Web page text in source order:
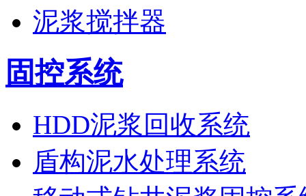
泥浆搅拌器
固控系统
HDD泥浆回收系统
盾构泥水处理系统